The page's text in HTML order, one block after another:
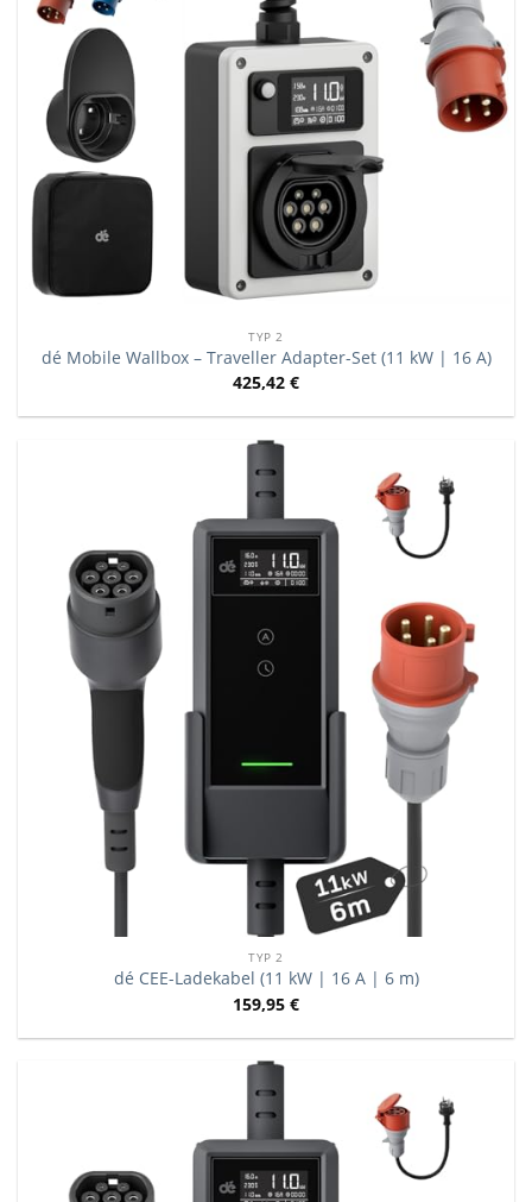
TYP 2
dé Mobile Wallbox – Traveller Adapter-Set (11 kW | 16 A)
425,42 €
TYP 2
dé CEE-Ladekabel (11 kW | 16 A | 6 m)
159,95 €